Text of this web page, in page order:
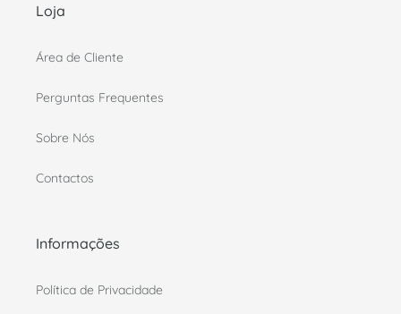
Loja
Área de Cliente
Perguntas Frequentes
Sobre Nós
Contactos
Informações
Política de Privacidade